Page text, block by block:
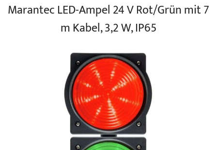
EndeMarantec LED-Ampel 24 V Rot/Grün mit 7
m Kabel, 3,2 W, IP65